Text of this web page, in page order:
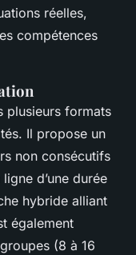
réelles,
compétences
plusieurs formats
Il propose un
non consécutifs
d’une durée
hybride alliant
également
(8 à 16